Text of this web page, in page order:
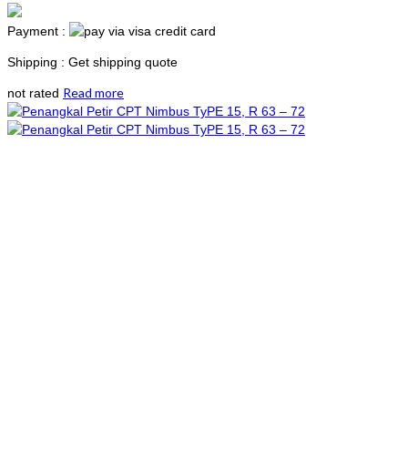
Payment :
Shipping : Get shipping quote
not rated Read more